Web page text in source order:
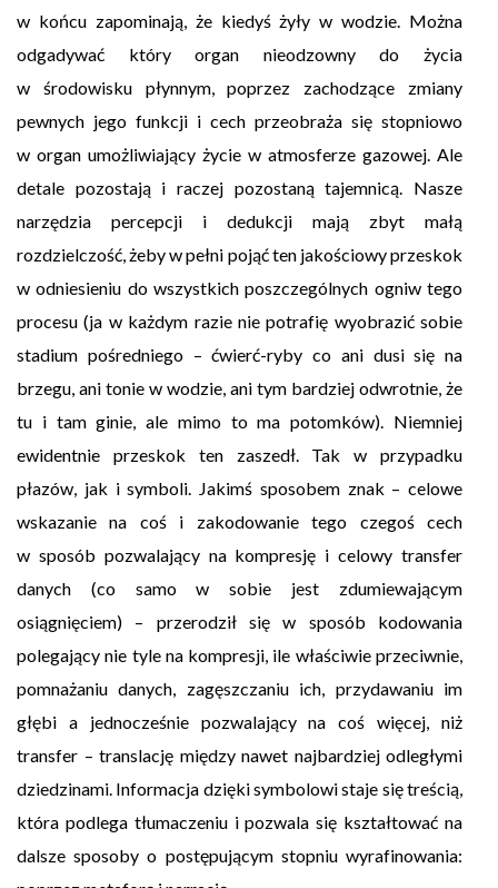
w końcu zapominają, że kiedyś żyły w wodzie. Można
odgadywać który organ nieodzowny do życia
w środowisku płynnym, poprzez zachodzące zmiany
pewnych jego funkcji i cech przeobraża się stopniowo
w organ umożliwiający życie w atmosferze gazowej. Ale
detale pozostają i raczej pozostaną tajemnicą. Nasze
narzędzia percepcji i dedukcji mają zbyt małą
rozdzielczość, żeby w pełni pojąć ten jakościowy przeskok
w odniesieniu do wszystkich poszczególnych ogniw tego
procesu (ja w każdym razie nie potrafię wyobrazić sobie
stadium pośredniego – ćwierć-ryby co ani dusi się na
brzegu, ani tonie w wodzie, ani tym bardziej odwrotnie, że
tu i tam ginie, ale mimo to ma potomków). Niemniej
ewidentnie przeskok ten zaszedł. Tak w przypadku
płazów, jak i symboli. Jakimś sposobem znak – celowe
wskazanie na coś i zakodowanie tego czegoś cech
w sposób pozwalający na kompresję i celowy transfer
danych (co samo w sobie jest zdumiewającym
osiągnięciem) – przerodził się w sposób kodowania
polegający nie tyle na kompresji, ile właściwie przeciwnie,
pomnażaniu danych, zagęszczaniu ich, przydawaniu im
głębi a jednocześnie pozwalający na coś więcej, niż
transfer – translację między nawet najbardziej odległymi
dziedzinami. Informacja dzięki symbolowi staje się treścią,
która podlega tłumaczeniu i pozwala się kształtować na
dalsze sposoby o postępującym stopniu wyrafinowania: